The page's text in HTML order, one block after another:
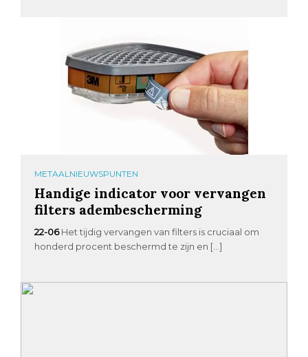
METAALNIEUWSPUNTEN
Handige indicator voor vervangen
filters adembescherming
22-06 Het tijdig vervangen van filters is cruciaal om
honderd procent beschermd te zijn en […]